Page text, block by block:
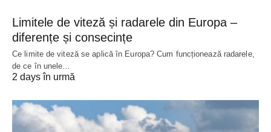
Limitele de viteză și radarele din Europa –
diferențe și consecințe
Ce limite de viteză se aplică în Europa? Cum funcționează radarele,
de ce în unele…
2 days în urmă